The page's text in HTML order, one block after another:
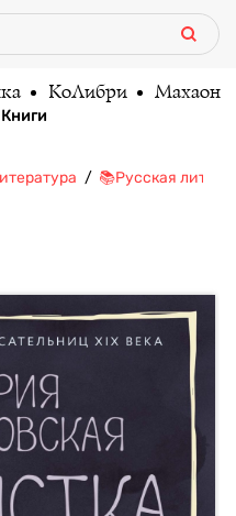
КоЛибри Махаон
Книги
📚Русская